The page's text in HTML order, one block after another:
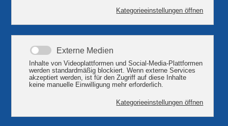
Heilwald Quetziner Tannen
im Luftkurort
Heilwald Quetziner Tannen
Plau am See und Gesundheit gehören nicht nur Dank